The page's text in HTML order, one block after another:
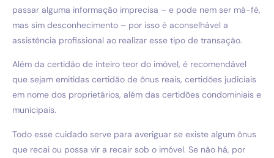
passar alguma informação imprecisa – e pode nem ser má-fé,
mas sim desconhecimento – por isso é aconselhável a
assistência profissional ao realizar esse tipo de transação.
Além da certidão de inteiro teor do imóvel, é recomendável
que sejam emitidas certidão de ônus reais, certidões judiciais
em nome dos proprietários, além das certidões condominiais e
municipais.
Todo esse cuidado serve para averiguar se existe algum ônus
que recai ou possa vir a recair sob o imóvel. Se não há, por